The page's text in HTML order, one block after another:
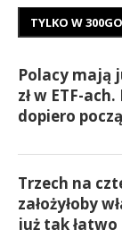
TYLKO W
Polacy mają
zł w ETF-
dopiero
Trzech na
założyłoby
już tak